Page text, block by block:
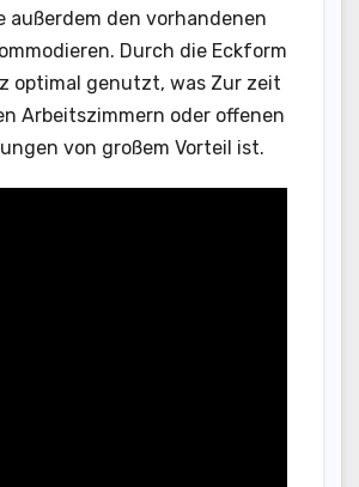
außerdem den vorhandenen
Durch die Eckform
optimal genutzt, was Zur zeit
Arbeitszimmern oder offenen
von großem Vorteil ist.